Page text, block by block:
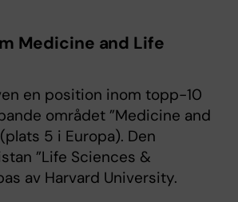
Medicine and Life
en position inom topp-10
området ”Medicine and
5 i Europa). Den
”Life Sciences &
av Harvard University.